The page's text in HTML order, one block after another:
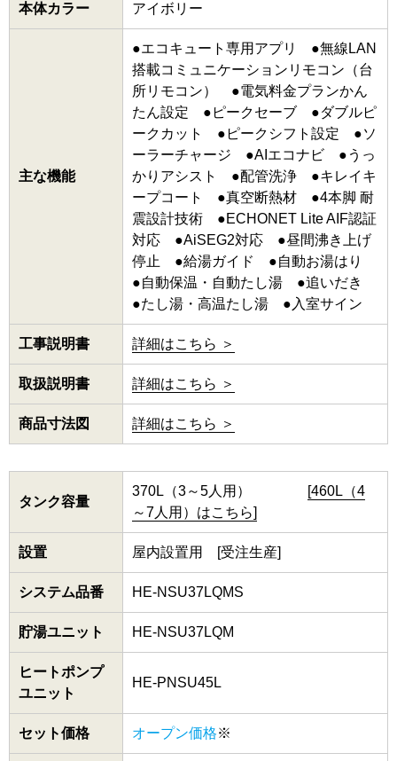
本体カラー アイボリー
主な機能
●エコキュート専用アプリ ●無線LAN
搭載コミュニケーションリモコン（台
所リモコン） ●電気料金プランかん
たん設定 ●ピークセーブ ●ダブルピ
ークカット ●ピークシフト設定 ●ソ
ーラーチャージ ●AIエコナビ ●うっ
かりアシスト ●配管洗浄 ●キレイキ
ープコート ●真空断熱材 ●4本脚 耐
震設計技術 ●ECHONET Lite AIF認証
対応 ●AiSEG2対応 ●昼間沸き上げ
停止 ●給湯ガイド ●自動お湯はり
●自動保温・自動たし湯 ●追いだき
●たし湯・高温たし湯 ●入室サイン
工事説明書 詳細はこちら ＞
取扱説明書 詳細はこちら ＞
商品寸法図 詳細はこちら ＞
タンク容量
370L（3～5人用）
[460L（4
～7人用）はこちら]
設置 屋内設置用 [受注生産]
システム品番 HE-NSU37LQMS
貯湯ユニット HE-NSU37LQM
ヒートポンプ
ユニット
HE-PNSU45L
セット価格 オープン価格※